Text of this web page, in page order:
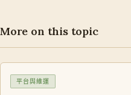
More on this topic
平台與維運